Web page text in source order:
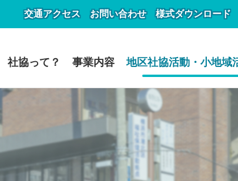
社協って？ 事業内容 地区社協活動・小地域
交通アクセス お問い合わせ 様式ダウンロード